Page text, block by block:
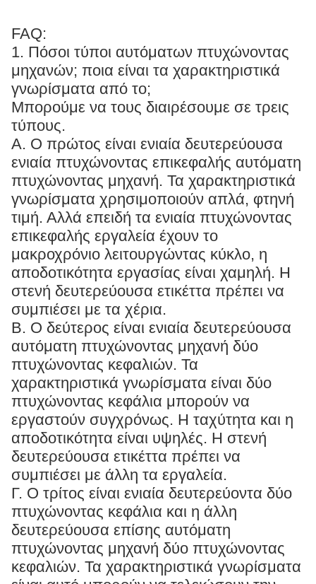
FAQ:
1. Πόσοι τύποι αυτόματων πτυχώνοντας
μηχανών; ποια είναι τα χαρακτηριστικά
γνωρίσματα από το;
Μπορούμε να τους διαιρέσουμε σε τρεις
τύπους.
Α. Ο πρώτος είναι ενιαία δευτερεύουσα
ενιαία πτυχώνοντας επικεφαλής αυτόματη
πτυχώνοντας μηχανή. Τα χαρακτηριστικά
γνωρίσματα χρησιμοποιούν απλά, φτηνή
τιμή. Αλλά επειδή τα ενιαία πτυχώνοντας
επικεφαλής εργαλεία έχουν το
μακροχρόνιο λειτουργώντας κύκλο, η
αποδοτικότητα εργασίας είναι χαμηλή. Η
στενή δευτερεύουσα ετικέττα πρέπει να
συμπιέσει με τα χέρια.
Β. Ο δεύτερος είναι ενιαία δευτερεύουσα
αυτόματη πτυχώνοντας μηχανή δύο
πτυχώνοντας κεφαλιών. Τα
χαρακτηριστικά γνωρίσματα είναι δύο
πτυχώνοντας κεφάλια μπορούν να
εργαστούν συγχρόνως. Η ταχύτητα και η
αποδοτικότητα είναι υψηλές. Η στενή
δευτερεύουσα ετικέττα πρέπει να
συμπιέσει με άλλη τα εργαλεία.
Γ. Ο τρίτος είναι ενιαία δευτερεύοντα δύο
πτυχώνοντας κεφάλια και η άλλη
δευτερεύουσα επίσης αυτόματη
πτυχώνοντας μηχανή δύο πτυχώνοντας
κεφαλιών. Τα χαρακτηριστικά γνωρίσματα